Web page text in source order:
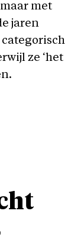
met
jaren
ze ‘het